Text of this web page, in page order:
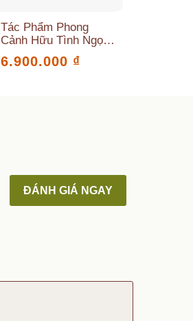
Tác Phẩm Phong
Cảnh Hữu Tình Ngọc
Serpentine Cao 18
Ngang 34(cm)
6.900.000 ₫
ĐÁNH GIÁ NGAY